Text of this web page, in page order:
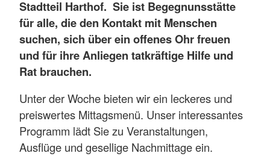
Stadtteil Harthof. Sie ist Begegnunsstätte
für alle, die den Kontakt mit Menschen
suchen, sich über ein offenes Ohr freuen
und für ihre Anliegen tatkräftige Hilfe und
Rat brauchen.
Unter der Woche bieten wir ein leckeres und
preiswertes Mittagsmenü. Unser interessantes
Programm lädt Sie zu Veranstaltungen,
Ausflüge und gesellige Nachmittage ein.